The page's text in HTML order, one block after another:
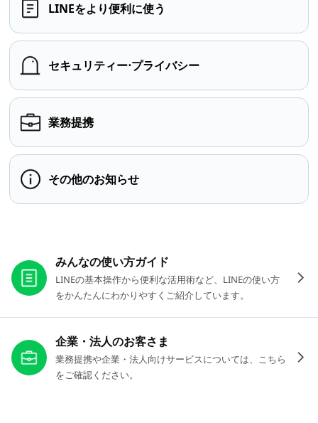
LINEをより便利に使う
セキュリティー⋅プライバシー
業務提携
その他のお知らせ
みんなの使い方ガイド
LINEの基本操作から便利な活用術など、LINEの使い方
をかんたんにわかりやすくご紹介しています。
企業・法人のお客さま
業務提携や企業・法人向けサービスについては、こちら
をご確認ください。